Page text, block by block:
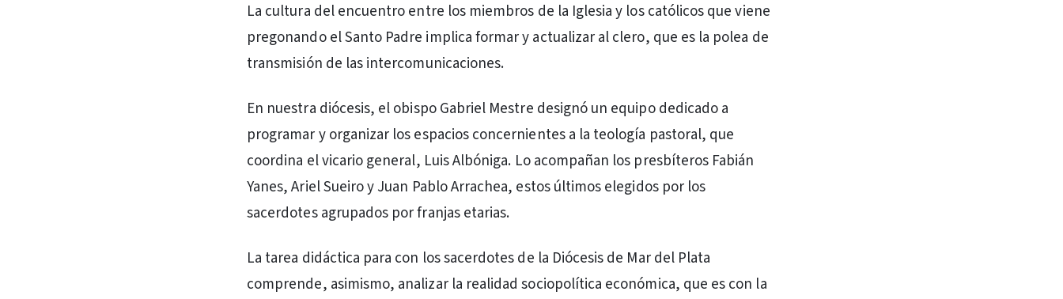
La cultura del encuentro entre los miembros de la Iglesia y los católicos que viene
pregonando el Santo Padre implica formar y actualizar al clero, que es la polea de
transmisión de las intercomunicaciones.
En nuestra diócesis, el obispo Gabriel Mestre designó un equipo dedicado a
programar y organizar los espacios concernientes a la teología pastoral, que
coordina el vicario general, Luis Albóniga. Lo acompañan los presbíteros Fabián
Yanes, Ariel Sueiro y Juan Pablo Arrachea, estos últimos elegidos por los
sacerdotes agrupados por franjas etarias.
La tarea didáctica para con los sacerdotes de la Diócesis de Mar del Plata
comprende, asimismo, analizar la realidad sociopolítica económica, que es con la